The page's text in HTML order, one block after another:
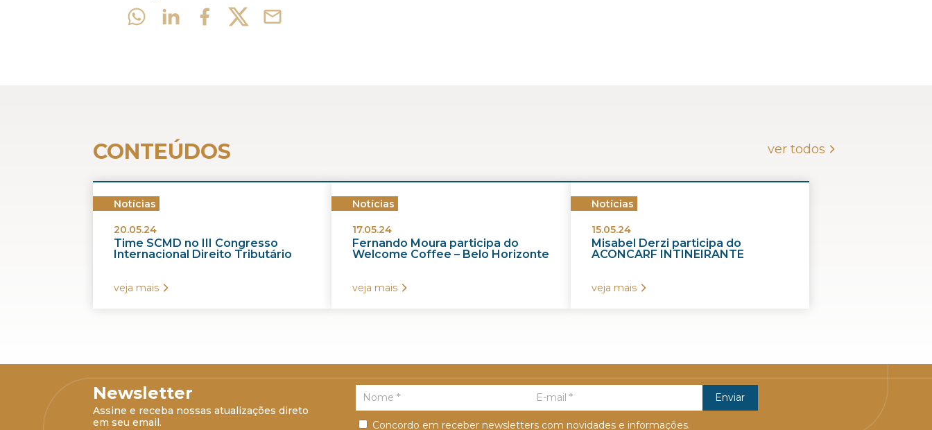
CONTEÚDOS ver todos
Notícias
20.05.24
Time SCMD no III Congresso
Internacional Direito Tributário
veja mais
Notícias
17.05.24
Fernando Moura participa do
Welcome Coffee – Belo Horizonte
veja mais
Notícias
15.05.24
Misabel Derzi participa do
ACONCARF INTINEIRANTE
veja mais
Newsletter
Assine e receba nossas atualizações direto
em seu email.
Concordo em receber newsletters com novidades e informações.